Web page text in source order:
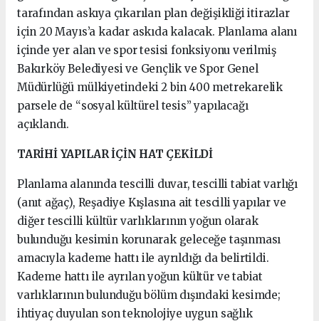
tarafından askıya çıkarılan plan değişikliği itirazlar
için 20 Mayıs’a kadar askıda kalacak. Planlama alanı
içinde yer alan ve spor tesisi fonksiyonu verilmiş
Bakırköy Belediyesi ve Gençlik ve Spor Genel
Müdürlüğü mülkiyetindeki 2 bin 400 metrekarelik
parsele de “sosyal kültürel tesis” yapılacağı
açıklandı.
TARİHİ YAPILAR İÇİN HAT ÇEKİLDİ
Planlama alanında tescilli duvar, tescilli tabiat varlığı
(anıt ağaç), Reşadiye Kışlasına ait tescilli yapılar ve
diğer tescilli kültür varlıklarının yoğun olarak
bulunduğu kesimin korunarak geleceğe taşınması
amacıyla kademe hattı ile ayrıldığı da belirtildi.
Kademe hattı ile ayrılan yoğun kültür ve tabiat
varlıklarının bulunduğu bölüm dışındaki kesimde;
ihtiyaç duyulan son teknolojiye uygun sağlık